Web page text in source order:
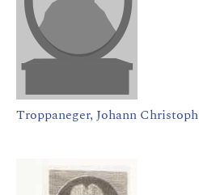
Troppaneger, Johann Christoph